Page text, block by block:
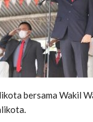
bersama Wakil